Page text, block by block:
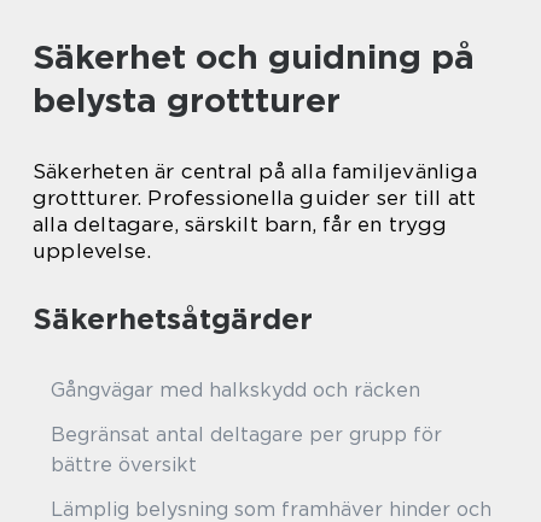
Säkerhet och guidning på
belysta grottturer
Säkerheten är central på alla familjevänliga
grottturer. Professionella guider ser till att
alla deltagare, särskilt barn, får en trygg
upplevelse.
Säkerhetsåtgärder
Gångvägar med halkskydd och räcken
Begränsat antal deltagare per grupp för
bättre översikt
Lämplig belysning som framhäver hinder och